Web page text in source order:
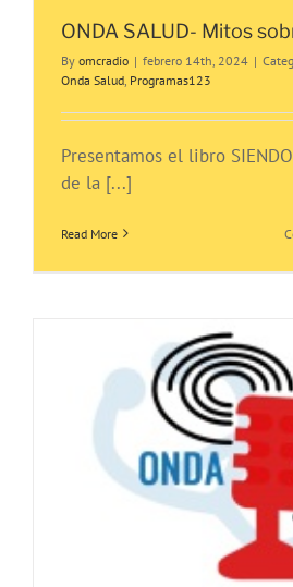
ONDA SALUD- Mitos
By omcradio | febrero 14th, 2024 |
Onda Salud Programas123
Presentamos el libro
de la [...]
Read More